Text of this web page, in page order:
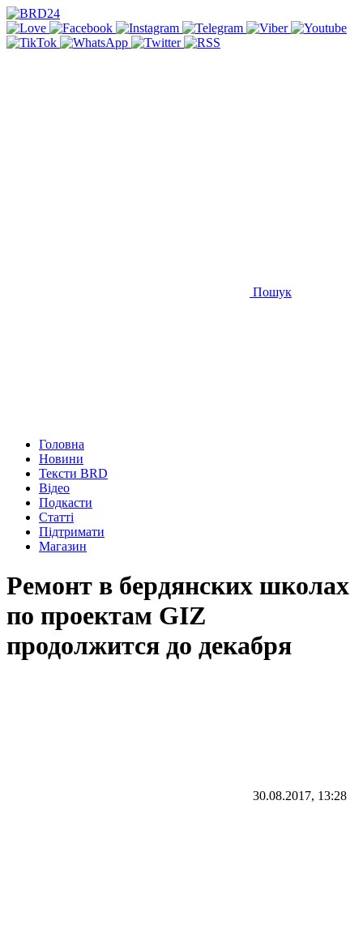
Пошук
Головна
Новини
Тексти BRD
Відео
Подкасти
Статті
Підтримати
Магазин
Ремонт в бердянских школах
по проектам GIZ
продолжится до декабря
30.08.2017, 13:28